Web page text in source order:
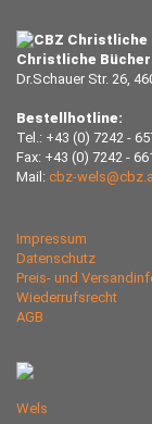
Christliche
Dr.Schauer Str. 26,
Bestellhotline:
Tel.: +43 (0) 7242 -
Fax: +43 (0) 7242 -
Mail: cbz-
Impressum
Datenschutz
Preis- und
Wiederrufsrecht
AGB
Wels